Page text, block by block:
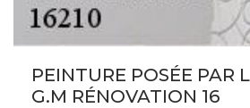
PEINTURE POSÉE PAR
G.M RÉNOVATION 16